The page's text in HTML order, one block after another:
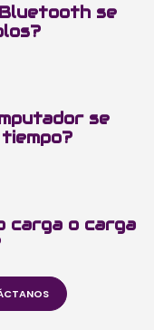
se
se
carga o carga